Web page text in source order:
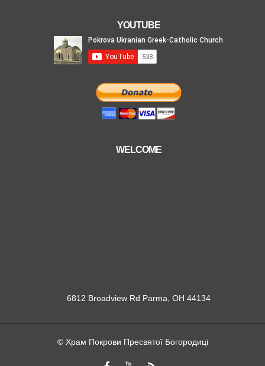
YOUTUBE
WELCOME
6812 Broadview Rd Parma, OH 44134
© Храм Покрови Пресвятої Богородиці